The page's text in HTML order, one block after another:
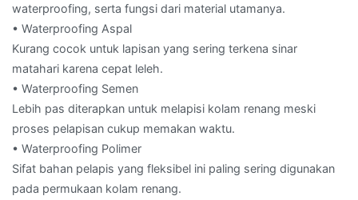
waterproofing, serta fungsi dari material utamanya.
• Waterproofing Aspal
Kurang cocok untuk lapisan yang sering terkena sinar
matahari karena cepat leleh.
• Waterproofing Semen
Lebih pas diterapkan untuk melapisi kolam renang meski
proses pelapisan cukup memakan waktu.
• Waterproofing Polimer
Sifat bahan pelapis yang fleksibel ini paling sering digunakan
pada permukaan kolam renang.